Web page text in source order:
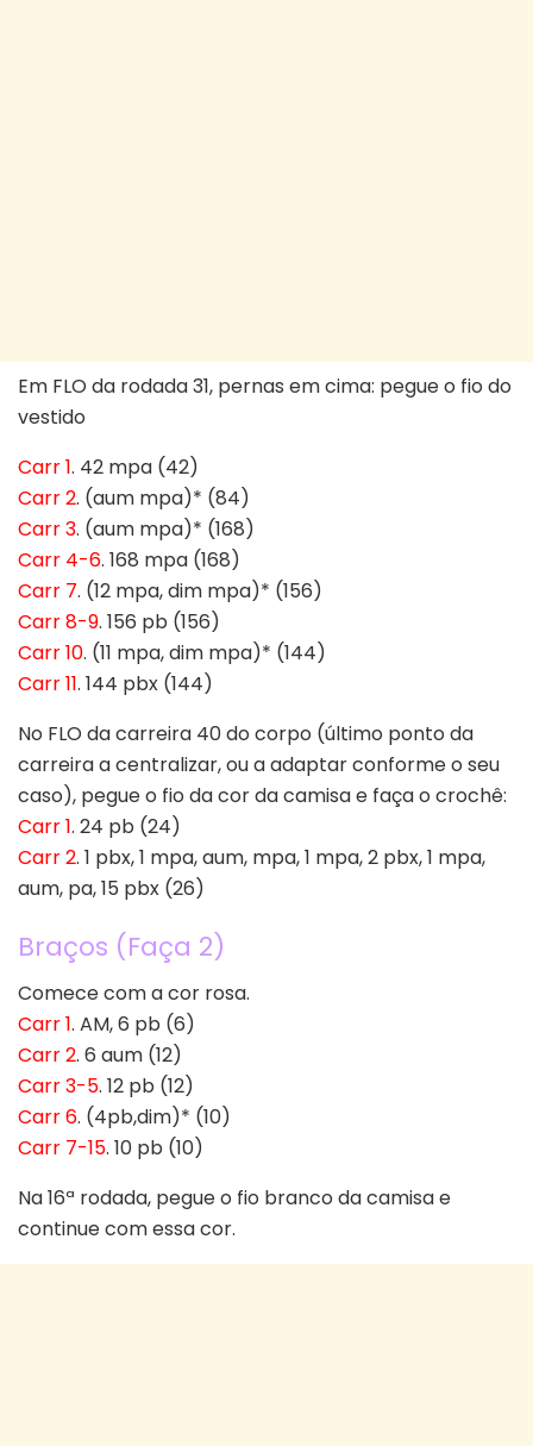
Em FLO da rodada 31, pernas em cima: pegue o fio do
vestido
Carr 1. 42 mpa (42)
Carr 2. (aum mpa)* (84)
Carr 3. (aum mpa)* (168)
Carr 4-6. 168 mpa (168)
Carr 7. (12 mpa, dim mpa)* (156)
Carr 8-9. 156 pb (156)
Carr 10. (11 mpa, dim mpa)* (144)
Carr 11. 144 pbx (144)
No FLO da carreira 40 do corpo (último ponto da
carreira a centralizar, ou a adaptar conforme o seu
caso), pegue o fio da cor da camisa e faça o crochê:
Carr 1. 24 pb (24)
Carr 2. 1 pbx, 1 mpa, aum, mpa, 1 mpa, 2 pbx, 1 mpa,
aum, pa, 15 pbx (26)
Braços (Faça 2)
Comece com a cor rosa.
Carr 1. AM, 6 pb (6)
Carr 2. 6 aum (12)
Carr 3-5. 12 pb (12)
Carr 6. (4pb,dim)* (10)
Carr 7-15. 10 pb (10)
Na 16ª rodada, pegue o fio branco da camisa e
continue com essa cor.